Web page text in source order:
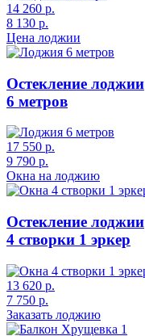
14 260 р.
8 130 р.
Цена лоджии
Остекление лоджии
6 метров
17 550 р.
9 790 р.
Окна на лоджию
Остекление лоджии
4 створки 1 эркер
13 620 р.
7 750 р.
Заказать лоджию